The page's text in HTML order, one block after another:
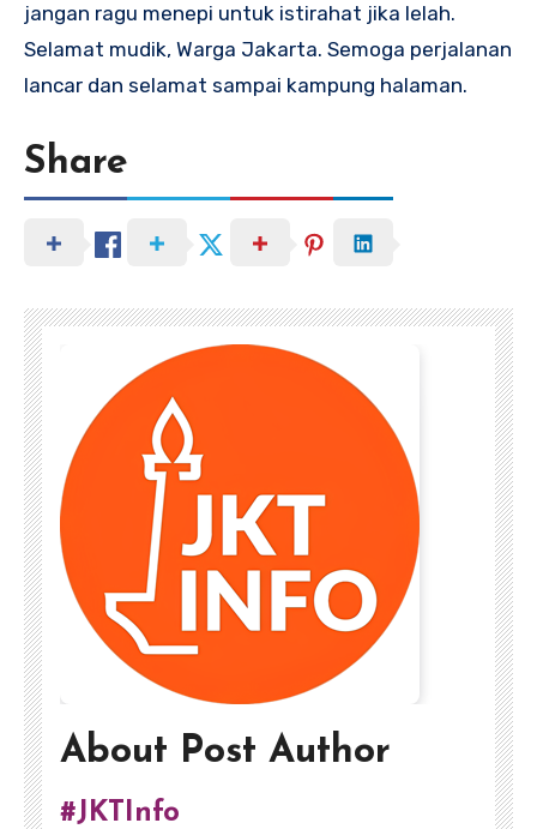
jangan ragu menepi untuk istirahat jika lelah.
Selamat mudik, Warga Jakarta. Semoga perjalanan
lancar dan selamat sampai kampung halaman.
Share
About Post Author
#JKTInfo